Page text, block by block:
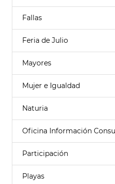
Fallas
Feria de Julio
Mayores
Mujer e Igualdad
Naturia
Oficina Información
Participación
Playas